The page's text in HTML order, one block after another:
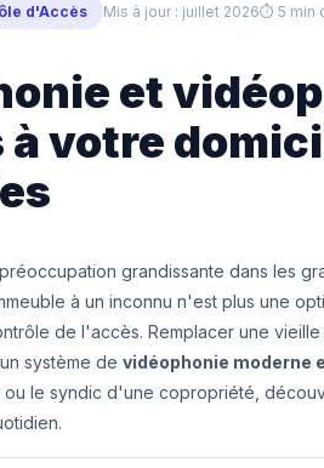
d'Accès Mis à jour : juillet 2026⏱ 5 min
et
votre
grandissante dans les
à un inconnu n'est plus une
de l'accès. Remplacer une
système de vidéophonie moderne
le syndic d'une copropriété,